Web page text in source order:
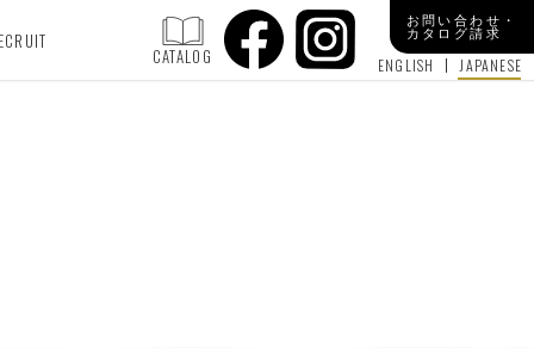
CATALOG ENGLISH JAPANESE
お問い合わせ・
カタログ請求